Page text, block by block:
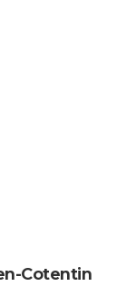
Cotentin